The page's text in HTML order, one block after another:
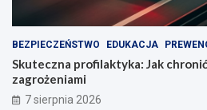
BEZPIECZEŃSTWO EDUKACJA
Skuteczna profilaktyka: Jak
zagrożeniami
7 sierpnia 2026